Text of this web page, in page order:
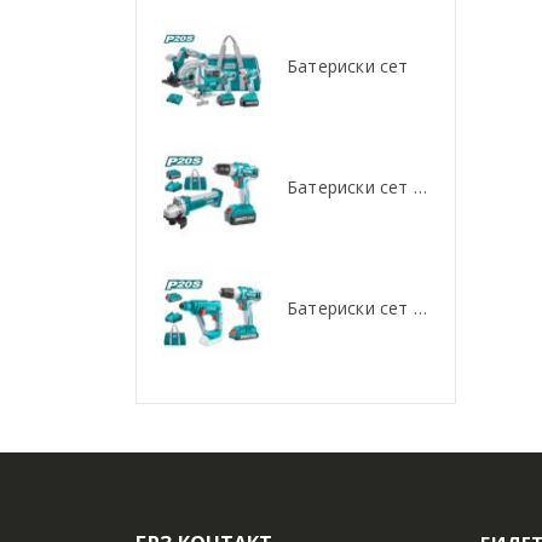
Батериски сет
Батериски сет Брусалица и Бормашина 20V
Батериски сет Ротирачки Чекан и Бормашина 20V